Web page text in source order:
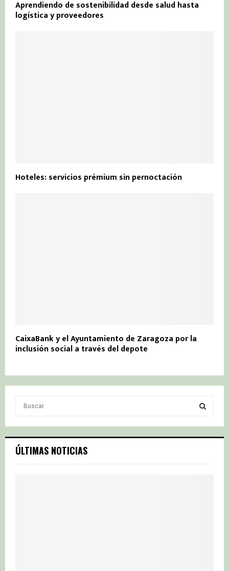
Aprendiendo de sostenibilidad desde salud hasta
logística y proveedores
Hoteles: servicios prémium sin pernoctación
CaixaBank y el Ayuntamiento de Zaragoza por la
inclusión social a través del depote
c
h
S
ÚLTIMAS NOTICIAS